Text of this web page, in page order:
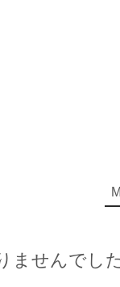
ませんでし